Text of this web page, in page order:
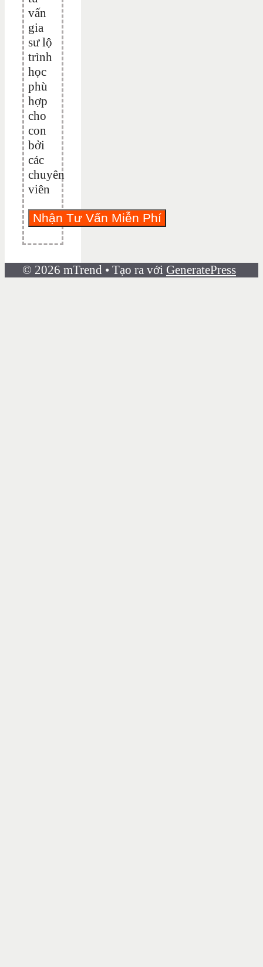
vấn
gia
sư lộ
trình
học
phù
hợp
cho
con
bởi
các
chuyên
viên
© 2026 mTrend • Tạo ra với GeneratePress